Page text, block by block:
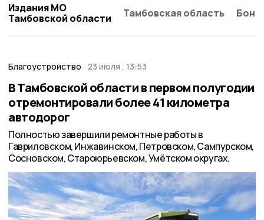
Издания МО
Тамбовской области
Тамбовская область
Благоустройство 23 июля , 13:53
В Тамбовской области в первом полугодии
отремонтировали более 41 километра
автодорог
Полностью завершили ремонтные работы в
Гавриловском, Инжавинском, Петровском, Сампурском,
Сосновском, Староюрьевском, Умётском округах.